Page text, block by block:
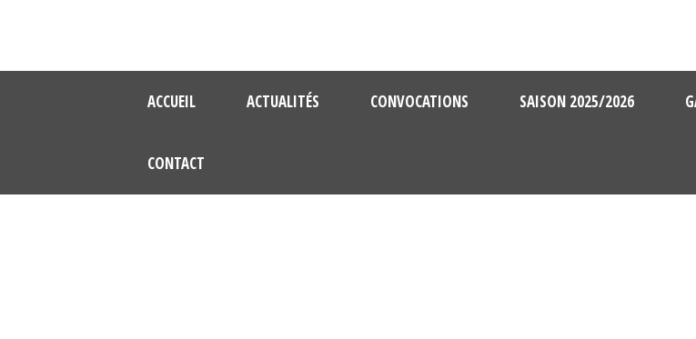
ACCUEIL ACTUALITÉS CONVOCATIONS SAISON 2025/2026
CONTACT